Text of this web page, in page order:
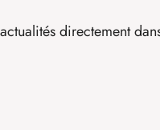
directement